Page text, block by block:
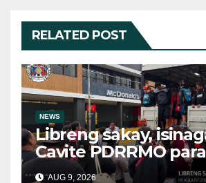
RELATED POST
NEWS
Libreng sakay,
Cavite PDRRMO
stranded na
AUG 9, 2026